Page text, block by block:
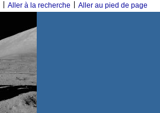
Aller à la recherche Aller au pied de page